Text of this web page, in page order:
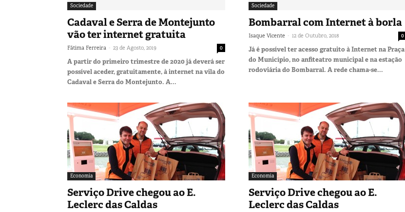
Sociedade
Cadaval e Serra de Montejunto
vão ter internet gratuita
Fátima Ferreira - 23 de Agosto, 2019 0
A partir do primeiro trimestre de 2020 já deverá ser
possível aceder, gratuitamente, à internet na vila do
Cadaval e Serra do Montejunto. A...
Sociedade
Bombarral com Internet à borla
Isaque Vicente - 12 de Outubro, 2018 0
Já é possível ter acesso gratuito à Internet na Praça
do Município, no anfiteatro municipal e na estação
rodoviária do Bombarral. A rede chama-se...
Economia
Serviço Drive chegou ao E.
Leclerc das Caldas
Economia
Serviço Drive chegou ao E.
Leclerc das Caldas